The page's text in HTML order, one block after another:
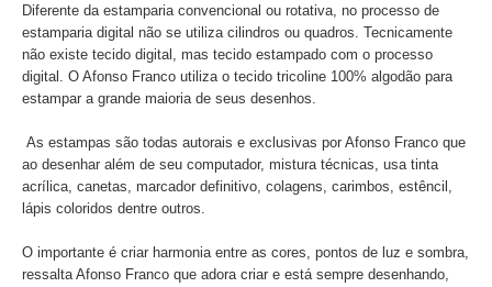
Diferente da estamparia convencional ou rotativa, no processo de
estamparia digital não se utiliza cilindros ou quadros. Tecnicamente
não existe tecido digital, mas tecido estampado com o processo
digital. O Afonso Franco utiliza o tecido tricoline 100% algodão para
estampar a grande maioria de seus desenhos.
As estampas são todas autorais e exclusivas por Afonso Franco que
ao desenhar além de seu computador, mistura técnicas, usa tinta
acrílica, canetas, marcador definitivo, colagens, carimbos, estêncil,
lápis coloridos dentre outros.
O importante é criar harmonia entre as cores, pontos de luz e sombra,
ressalta Afonso Franco que adora criar e está sempre desenhando,